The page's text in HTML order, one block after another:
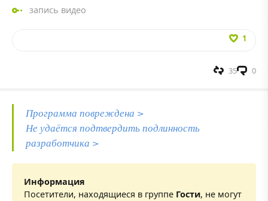
запись видео
1
0
35
Программа повреждена >
Не удаётся подтвердить подлинность
разработчика >
Информация
Посетители, находящиеся в группе Гости, не могут